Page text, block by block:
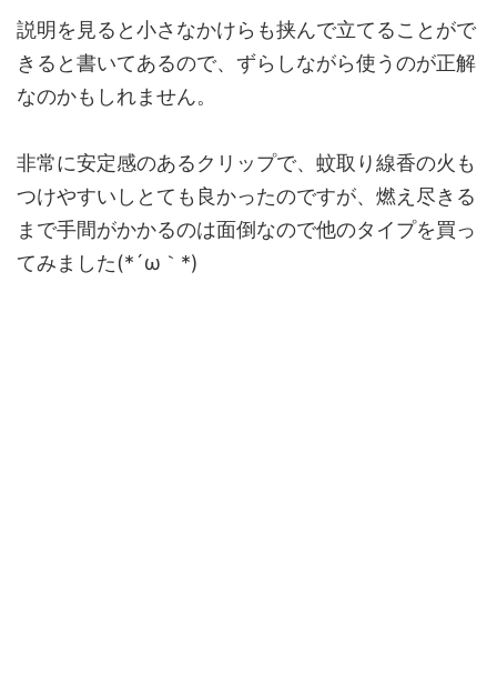
説明を見ると小さなかけらも挟んで立てることがで
きると書いてあるので、ずらしながら使うのが正解
なのかもしれません。
非常に安定感のあるクリップで、蚊取り線香の火も
つけやすいしとても良かったのですが、燃え尽きる
まで手間がかかるのは面倒なので他のタイプを買っ
てみました(*´ω｀*)